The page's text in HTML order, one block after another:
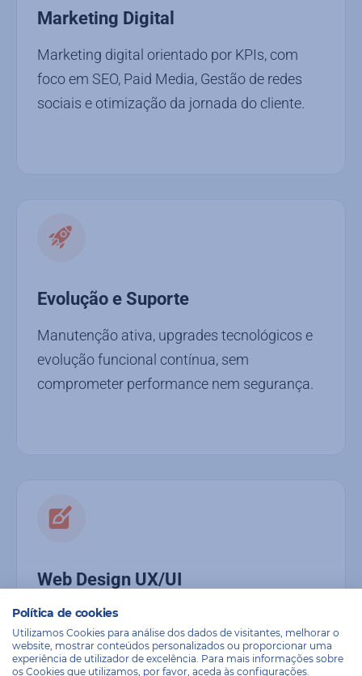
Marketing Digital
Marketing digital orientado por KPIs, com
foco em SEO, Paid Media, Gestão de redes
sociais e otimização da jornada do cliente.
Evolução e Suporte
Manutenção ativa, upgrades tecnológicos e
evolução funcional contínua, sem
comprometer performance nem segurança.
Web Design UX/UI
Interfaces otimizadas para ecommerce, que
unem estética, usabilidade e foco em
conversão.
Política de cookies
Utilizamos Cookies para análise dos dados de visitantes, melhorar o
website, mostrar conteúdos personalizados ou proporcionar uma
experiência de utilizador de excelência. Para mais informações sobre
os Cookies que utilizamos, por favor, aceda às configurações.